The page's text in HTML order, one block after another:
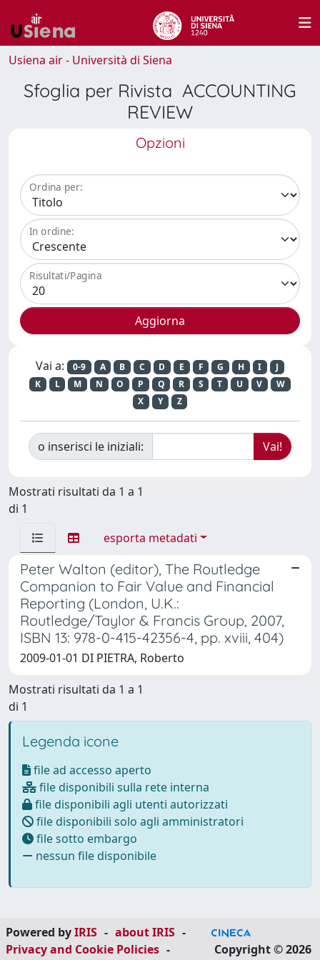
Usiena air - Università di Siena
Sfoglia per Rivista ACCOUNTING
REVIEW
Opzioni
Ordina per:
In ordine:
Risultati/Pagina
Vai a: 0-9 A B C D E F G H I
J
K
L M N O P Q R S T U V
W
X
Y Z
o inserisci le iniziali:
Mostrati risultati da 1 a 1
di 1
esporta metadati
Peter Walton (editor), The Routledge
Companion to Fair Value and Financial
Reporting (London, U.K.:
Routledge/Taylor & Francis Group, 2007,
ISBN 13: 978-0-415-42356-4, pp. xviii, 404)
2009-01-01 DI PIETRA, Roberto
Mostrati risultati da 1 a 1
di 1
Legenda icone
file ad accesso aperto
file disponibili sulla rete interna
file disponibili agli utenti autorizzati
file disponibili solo agli amministratori
file sotto embargo
nessun file disponibile
Powered byIRIS - about IRIS -
Privacy and Cookie Policies -
Copyright © 2026